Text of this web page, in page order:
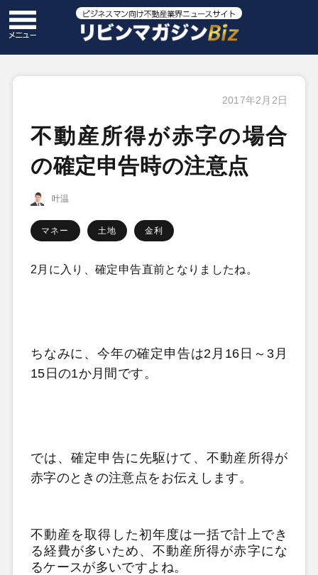
2017年2月2日
不動産所得が赤字の場合
の確定申告時の注意点
叶温
マネー 土地 金利
2月に入り、確定申告直前となりましたね。
ちなみに、今年の確定申告は2月16日～3月
15日の1か月間です。
では、確定申告に先駆けて、不動産所得が
赤字のときの注意点をお伝えします。
不動産を取得した初年度は一括で計上でき
る経費が多いため、不動産所得が赤字にな
るケースが多いですよね。